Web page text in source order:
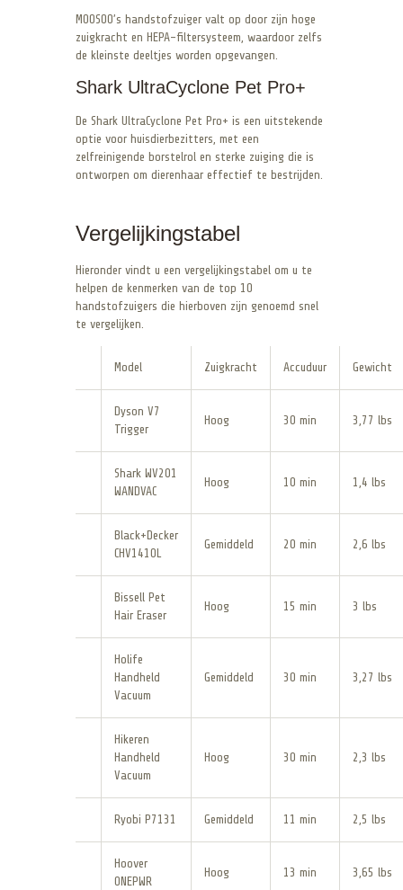
MOOSOO’s handstofzuiger valt op door zijn hoge
zuigkracht en HEPA-filtersysteem, waardoor zelfs
de kleinste deeltjes worden opgevangen.
Shark UltraCyclone Pet Pro+
De Shark UltraCyclone Pet Pro+ is een uitstekende
optie voor huisdierbezitters, met een
zelfreinigende borstelrol en sterke zuiging die is
ontworpen om dierenhaar effectief te bestrijden.
Vergelijkingstabel
Hieronder vindt u een vergelijkingstabel om u te
helpen de kenmerken van de top 10
handstofzuigers die hierboven zijn genoemd snel
te vergelijken.
Model Zuigkracht Accuduur Gewicht
Dyson V7
Trigger
Hoog 30 min 3,77 lbs
Shark WV201
WANDVAC
Hoog 10 min 1,4 lbs
Black+Decker
CHV1410L
Gemiddeld 20 min 2,6 lbs
Bissell Pet
Hair Eraser
Hoog 15 min 3 lbs
Holife
Handheld
Vacuum
Gemiddeld 30 min 3,27 lbs
Hikeren
Handheld
Vacuum
Hoog 30 min 2,3 lbs
Ryobi P7131 Gemiddeld 11 min 2,5 lbs
Hoover
ONEPWR
Hoog 13 min 3,65 lbs